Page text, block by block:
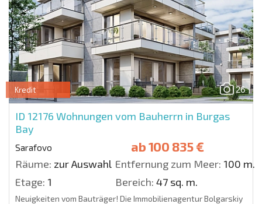
26
Kredit
ID 12176 Wohnungen vom Bauherrn in Burgas
Bay
Sarafovo ab100 835 €
Räume: zur Auswahl Entfernung zum Meer: 100 m.
Etage: 1 Bereich: 47 sq. m.
Neuigkeiten vom Bauträger! Die Immobilienagentur Bolgarskiy